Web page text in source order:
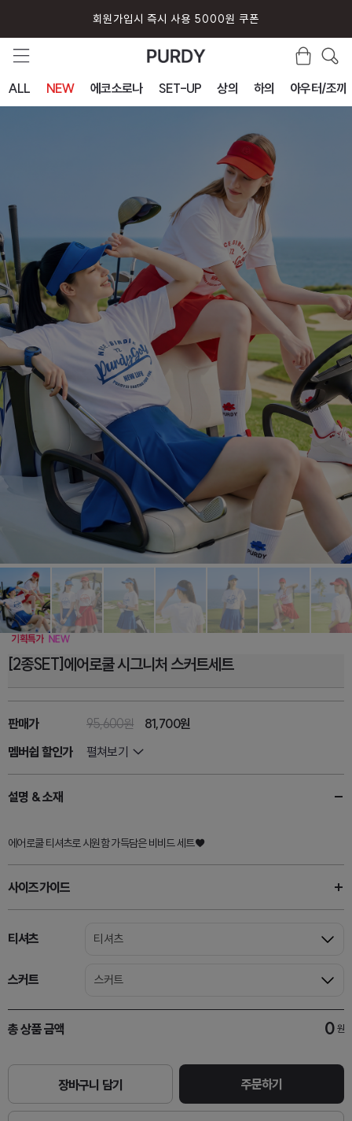
퍼디 앱 설치시 10% 할인 쿠폰
ALL NEW 에코소로나 SET-UP 상의 하의 아우터/조끼
[2종SET]에어로쿨 시그니처 스커트세트
판매가 95,600원
81,700원
멤버쉽 할인가
펼쳐보기
설명 & 소재
에어로쿨 티셔츠로 시원함 가득담은 비비드 세트♥
사이즈가이드
티셔츠 티셔츠
스커트 스커트
총 상품 금액 0 원
장바구니 담기 주문하기